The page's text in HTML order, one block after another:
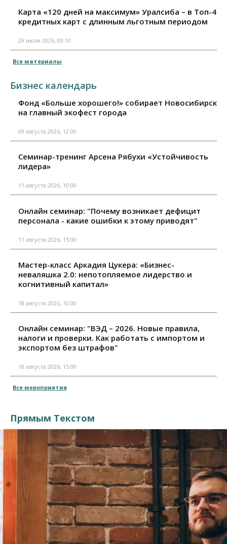
Карта «120 дней на максимум» Уралсиба – в Топ-4
кредитных карт с длинным льготным периодом
29 июля 2026, 09:10
Все материалы
Бизнес календарь
Фонд «Больше хорошего!» собирает Новосибирск
на главный экофест города
09 августа 2026, 12:00
Семинар-тренинг Арсена Рябухи «Устойчивость
лидера»
11 августа 2026, 10:00
Онлайн семинар: "Почему возникает дефицит
персонала - какие ошибки к этому приводят"
11 августа 2026, 15:00
Мастер-класс Аркадия Цукера: «Бизнес-
неваляшка 2.0: непотопляемое лидерство и
когнитивный капитал»
18 августа 2026, 10:00
Онлайн семинар: "ВЭД – 2026. Новые правила,
налоги и проверки. Как работать с импортом и
экспортом без штрафов"
18 августа 2026, 15:00
Все мероприятия
Прямым Текстом